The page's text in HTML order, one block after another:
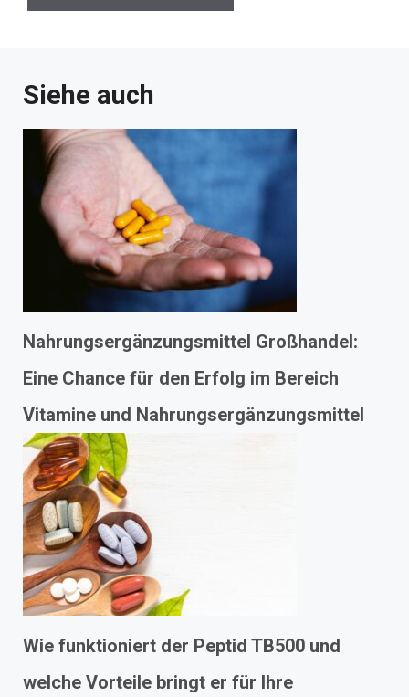
Siehe auch
Nahrungsergänzungsmittel Großhandel:
Eine Chance für den Erfolg im Bereich
Vitamine und Nahrungsergänzungsmittel
Wie funktioniert der Peptid TB500 und
welche Vorteile bringt er für Ihre